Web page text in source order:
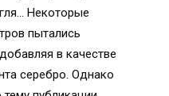
Некоторые
пытались
в качестве
серебро. Однако